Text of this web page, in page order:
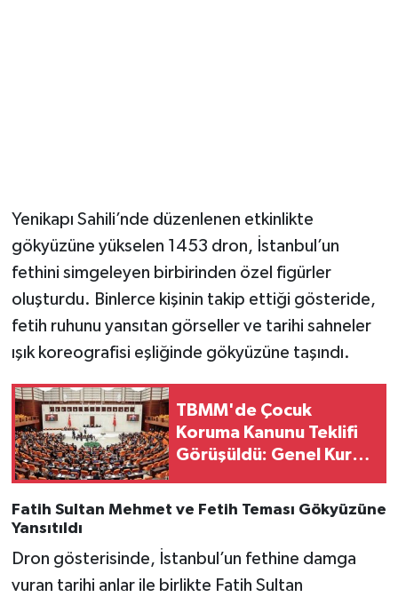
Yenikapı Sahili’nde düzenlenen etkinlikte
gökyüzüne yükselen 1453 dron, İstanbul’un
fethini simgeleyen birbirinden özel figürler
oluşturdu. Binlerce kişinin takip ettiği gösteride,
fetih ruhunu yansıtan görseller ve tarihi sahneler
ışık koreografisi eşliğinde gökyüzüne taşındı.
TBMM'de Çocuk
Koruma Kanunu Teklifi
Görüşüldü: Genel Kurul
Fatih Sultan Mehmet ve Fetih Teması Gökyüzüne
Yansıtıldı
Dron gösterisinde, İstanbul’un fethine damga
vuran tarihi anlar ile birlikte Fatih Sultan
Sokak Hayvanlarını Sahiplendirme
Spor
Yaşam